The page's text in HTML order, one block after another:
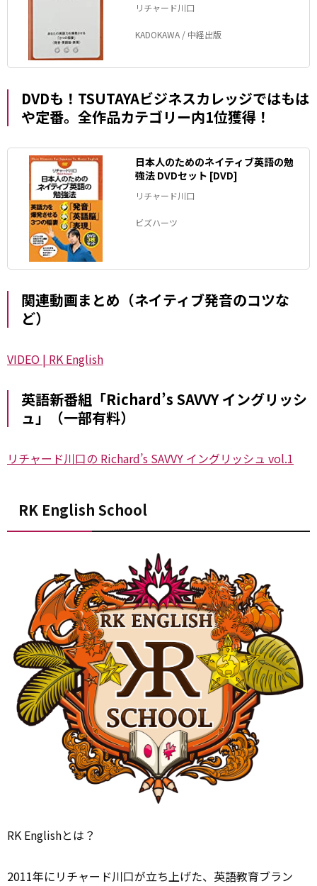
リチャード川口
KADOKAWA / 中経出版
DVDも！TSUTAYAビジネスカレッジではもは
や定番。全作品カテゴリー内1位獲得！
日本人のためのネイティブ英語の勉
強法 DVDセット [DVD]
リチャード川口
ビズハーツ
関連動画まとめ（ネイティブ発音のコツな
ど）
VIDEO | RK English
英語新番組「Richard’s SAVVY イングリッシ
ュ」（一部有料）
リチャード川口の Richard’s SAVVY イングリッシュ vol.1
RK English School
RK Englishとは？
2011年にリチャード川口が立ち上げた、英語教育ブラン